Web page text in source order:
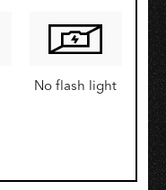
No flash light